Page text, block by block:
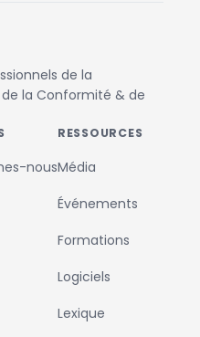
de la
de la Conformité & de
nous
RESSOURCES
Média
Événements
Formations
Logiciels
Lexique